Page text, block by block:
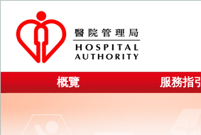
概覽 服務指引